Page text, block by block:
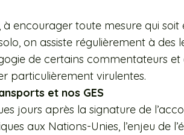
à encourager toute mesure qui
on assiste régulièrement à des
de certains commentateurs et
particulièrement virulentes.
et nos GES
jours après la signature de
aux Nations-Unies, l’enjeu de